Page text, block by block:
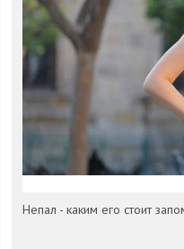
Непал - каким его стоит